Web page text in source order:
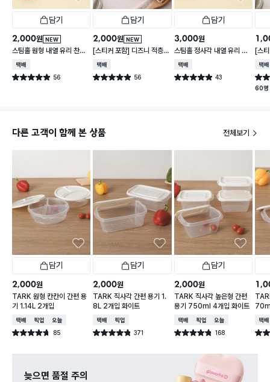
담기
NEW
2,000원
스팀홀 원형 내열 유리 찬통
1 L
택배배송
별점 4.9점 56
건 작성
담기
NEW
2,000원
[스티커 포함] 디즈니 적층
가능한 말랑핏 2.7 L 아이보
택배배송
별점 4.9점 56
건 작성
담기
3,000원
스팀홀 정사각 내열 유리 찬
통 1.2 L
택배배송
별점 4.9점 43
건 작성
[스
가
이보
택배
별점
60명
다른 고객이 함께 본 상품 전체보기
담기
2,000원
TARK 원형 칸칸이 간편 용
기 1.14L 2개입
택배배송매장픽업오늘배송
별점 4.7점 85
건 작성
담기
2,000원
TARK 직사각 간편 용기 1.
8L 2개입 화이트
택배배송매장픽업
별점 4.8점 371
건 작성
담기
2,000원
TARK 직사각 높은형 간편
용기 750ml 4개입 화이트
택배배송매장픽업오늘배송
별점 4.8점 168
건 작성
택배
별점
늦으면 품절 주의